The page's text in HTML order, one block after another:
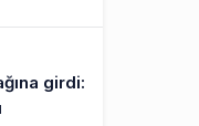
girdi: